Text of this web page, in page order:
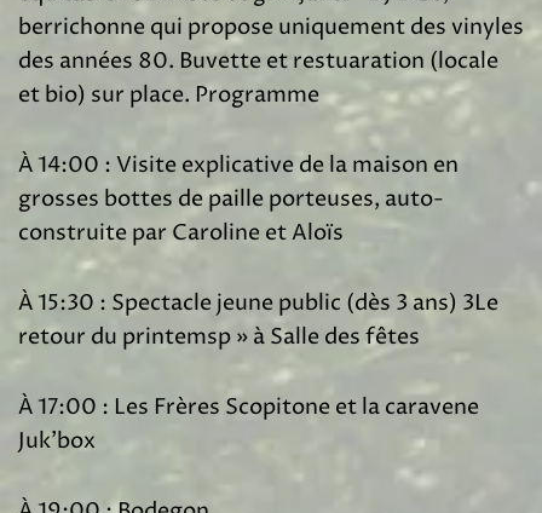
berrichonne qui propose uniquement des vinyles
des années 80. Buvette et restuaration (locale
et bio) sur place. Programme
À 14:00 : Visite explicative de la maison en
grosses bottes de paille porteuses, auto-
construite par Caroline et Aloïs
À 15:30 : Spectacle jeune public (dès 3 ans) 3Le
retour du printemsp » à Salle des fêtes
À 17:00 : Les Frères Scopitone et la caravene
Juk’box